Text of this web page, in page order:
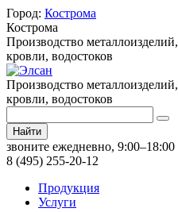
Город: Кострома
Кострома
Производство металлоизделий,
кровли, водостоков
Производство металлоизделий,
кровли, водостоков
Найти
звоните ежедневно, 9:00–18:00
8 (495) 255-20-12
Продукция
Услуги